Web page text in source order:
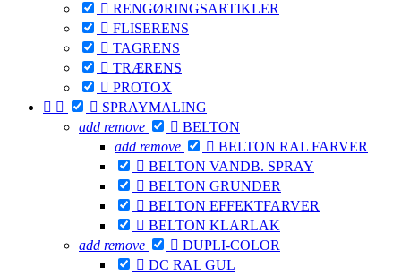
 RENGØRINGSARTIKLER
 FLISERENS
 TAGRENS
 TRÆRENS
 PROTOX
   SPRAYMALING
add remove  BELTON
add remove  BELTON RAL FARVER
 BELTON VANDB. SPRAY
 BELTON GRUNDER
 BELTON EFFEKTFARVER
 BELTON KLARLAK
add remove  DUPLI-COLOR
 DC RAL GUL